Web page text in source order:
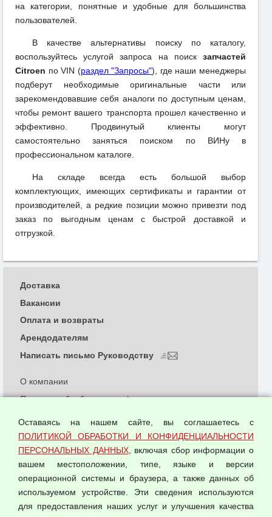
на категории, понятные и удобные для большинства
пользователей.
В качестве альтернативы поиску по каталогу,
воспользуйтесь услугой запроса на поиск запчастей
Citroen по VIN (раздел "Запросы"), где наши менеджеры
подберут необходимые оригинальные части или
зарекомендовавшие себя аналоги по доступным ценам,
чтобы ремонт вашего транспорта прошел качественно и
эффективно. Продвинутый клиенты могут
самостоятельно заняться поиском по ВИНу в
профессиональном каталоге.
На складе всегда есть большой выбор
комплектующих, имеющих сертификаты и гарантии от
производителей, а редкие позиции можно привезти под
заказ по выгодным ценам с быстрой доставкой и
отгрузкой.
© 2026 ООО "Феникс"
О компании
Политика обработки и конфиденциальности
Согласием на обработку персональных данных
Оферта оптовой купли-продажи
Публичная оферта
Доставка
Вакансии
Оплата и возвраты
Арендодателям
Написать письмо Руководству
Оставаясь на нашем сайте, вы соглашаетесь с
ПОЛИТИКОЙ ОБРАБОТКИ И КОНФИДЕНЦИАЛЬНОСТИ
ПЕРСОНАЛЬНЫХ ДАННЫХ, включая сбор информации о
вашем местоположении, типе, языке и версии
операционной системы и браузера, а также данных об
используемом устройстве. Эти сведения используются
для предоставления наших услуг и улучшения качества